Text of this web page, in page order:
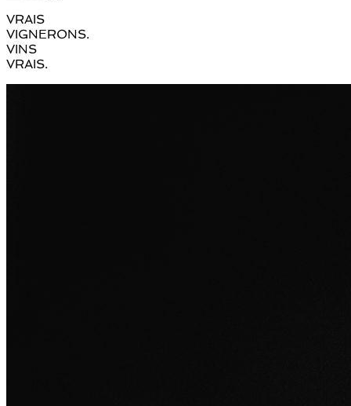
VRAIS
VIGNERONS.
VINS
VRAIS.